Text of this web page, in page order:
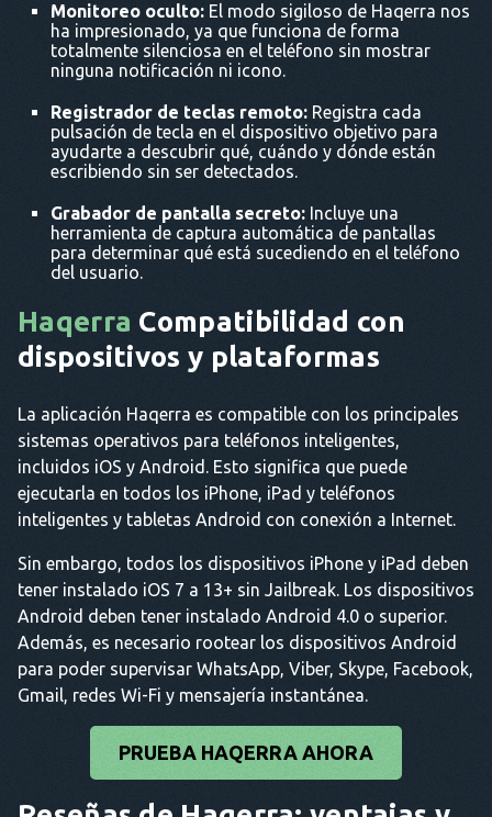
Monitoreo oculto: El modo sigiloso de Haqerra nos
ha impresionado, ya que funciona de forma
totalmente silenciosa en el teléfono sin mostrar
ninguna notificación ni icono.
Registrador de teclas remoto: Registra cada
pulsación de tecla en el dispositivo objetivo para
ayudarte a descubrir qué, cuándo y dónde están
escribiendo sin ser detectados.
Grabador de pantalla secreto: Incluye una
herramienta de captura automática de pantallas
para determinar qué está sucediendo en el teléfono
del usuario.
Haqerra Compatibilidad con
dispositivos y plataformas
La aplicación Haqerra es compatible con los principales
sistemas operativos para teléfonos inteligentes,
incluidos iOS y Android. Esto significa que puede
ejecutarla en todos los iPhone, iPad y teléfonos
inteligentes y tabletas Android con conexión a Internet.
Sin embargo, todos los dispositivos iPhone y iPad deben
tener instalado iOS 7 a 13+ sin Jailbreak. Los dispositivos
Android deben tener instalado Android 4.0 o superior.
Además, es necesario rootear los dispositivos Android
para poder supervisar WhatsApp, Viber, Skype, Facebook,
Gmail, redes Wi-Fi y mensajería instantánea.
PRUEBA HAQERRA AHORA